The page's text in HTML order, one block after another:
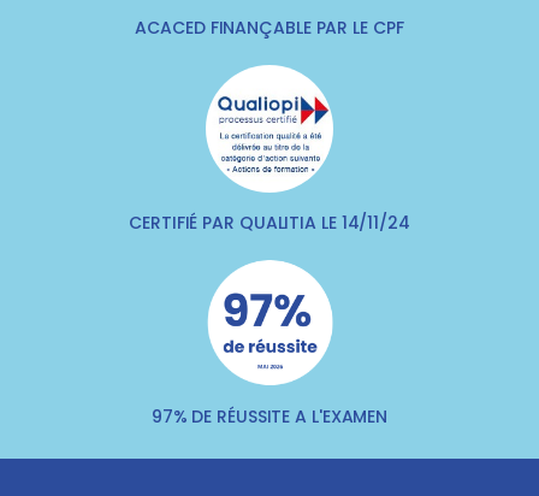
ACACED FINANÇABLE PAR LE CPF
CERTIFIÉ PAR QUALITIA LE 14/11/24
97% DE RÉUSSITE A L'EXAMEN